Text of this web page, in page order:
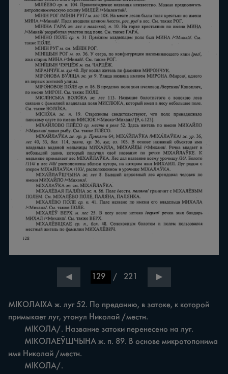
◀ / 221 ▶
МІКОЛАІХА ж. луг 52. По преданию, в затоке, к которой
примыкает луг, утонул Николай /местн.
имя Николай /местн.